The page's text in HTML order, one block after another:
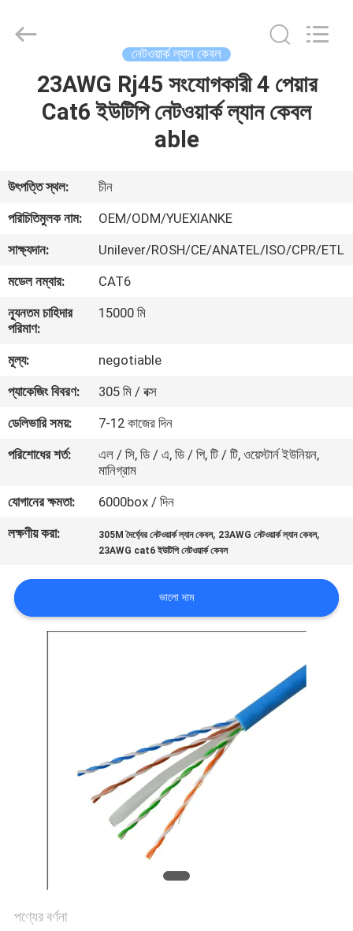
ভিডিও
সম্পর্কে
কারখানা
মান
নিয়ন্ত্রণ
করুন
কেস
Industry
নেটওয়ার্ক ল্যান কেবল
23AWG Rj45 সংযোগকারী 4 পেয়ার
Cat6 ইউটিপি নেটওয়ার্ক ল্যান কেবল
able
উৎপত্তি স্থল:
চীন
পরিচিতিমুলক নাম:
OEM/ODM/YUEXIANKE
সাক্ষ্যদান:
Unilever/ROSH/CE/ANATEL/ISO/CPR/ETL
মডেল নম্বার:
CAT6
ন্যূনতম চাহিদার
পরিমাণ:
15000 মি
মূল্য:
negotiable
প্যাকেজিং বিবরণ:
305 মি / বক্স
ডেলিভারি সময়:
7-12 কাজের দিন
পরিশোধের শর্ত:
এল / সি, ডি / এ, ডি / পি, টি / টি, ওয়েস্টার্ন ইউনিয়ন,
মানিগ্রাম
যোগানের ক্ষমতা:
6000box / দিন
লক্ষণীয় করা:
305M দৈর্ঘ্যের নেটওয়ার্ক ল্যান কেবল, 23AWG নেটওয়ার্ক ল্যান কেবল,
23AWG cat6 ইউটিপি নেটওয়ার্ক কেবল
ভালো দাম
পণ্যের বর্ণনা